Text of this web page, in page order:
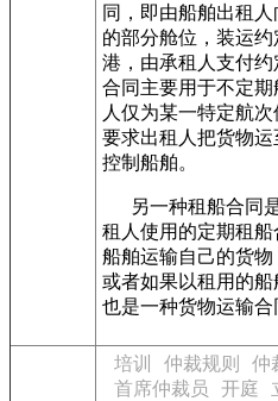
同，即由船舶出租
的部分舱位，装运
港，由承租人支付
合同主要用于不定
人仅为某一特定航
要求出租人把货物
控制船舶。
另一种租船合同
租人使用的定期租
船舶运输自己的货物
或者如果以租用的
也是一种货物运输合
培训 仲裁规则 仲
首席仲裁员
开庭